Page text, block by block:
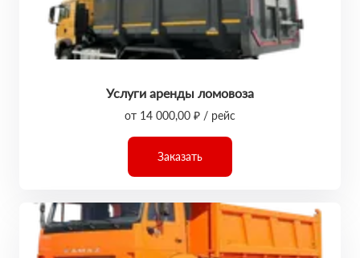
Услуги аренды ломовоза
от 14 000,00 ₽ / рейс
Заказать